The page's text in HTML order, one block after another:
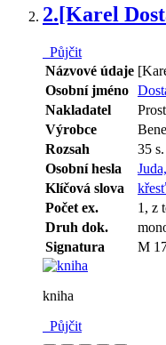
2.[Karel
Půjčit
Názvové údaje
Osobní jméno
Nakladatel
Výrobce
Rozsah
35
Osobní hesla
Klíčová slova
Počet ex.
1, z
Druh dok.
Signatura
M
kniha
Půjčit